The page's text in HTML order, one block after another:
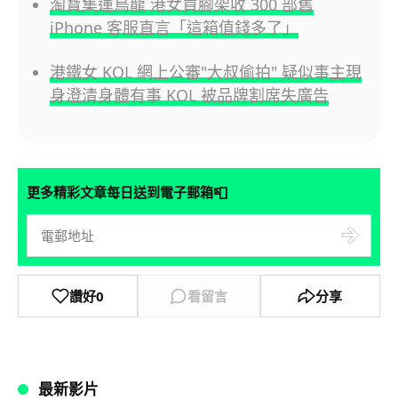
淘寶集運烏龍 港女買腳架收 300 部舊
iPhone 客服直言「這箱值錢多了」
港鐵女 KOL 網上公審"大叔偷拍" 疑似事主現
身澄清身體有事 KOL 被品牌割席失廣告
更多精彩文章每日送到電子郵箱📮
讚好0 看留言 分享
最新影片